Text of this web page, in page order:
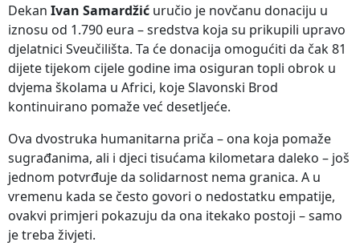
Dekan Ivan Samardžić uručio je novčanu donaciju u
iznosu od 1.790 eura – sredstva koja su prikupili upravo
djelatnici Sveučilišta. Ta će donacija omogućiti da čak 81
dijete tijekom cijele godine ima osiguran topli obrok u
dvjema školama u Africi, koje Slavonski Brod
kontinuirano pomaže već desetljeće.
Ova dvostruka humanitarna priča – ona koja pomaže
sugrađanima, ali i djeci tisućama kilometara daleko – još
jednom potvrđuje da solidarnost nema granica. A u
vremenu kada se često govori o nedostatku empatije,
ovakvi primjeri pokazuju da ona itekako postoji – samo
je treba živjeti.